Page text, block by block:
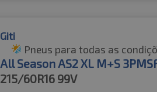
Giti
Pneus para todas as
All Season AS2 XL M+S
215/60R16 99V